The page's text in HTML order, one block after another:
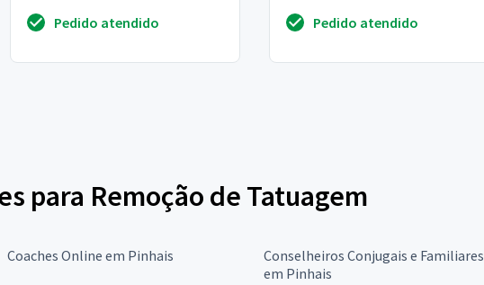
eu quer...Pedido atendido
do pêlo natural
Pedido atendido
para Remoção de Tatuagem
Coaches Online em Pinhais
Conselheiros Conjugais e Familiares
em Pinhais